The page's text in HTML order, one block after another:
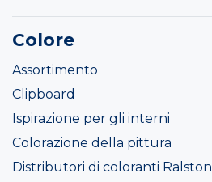
Colore
Assortimento
Clipboard
Ispirazione per gli interni
Colorazione della pittura
Distributori di coloranti Ralston